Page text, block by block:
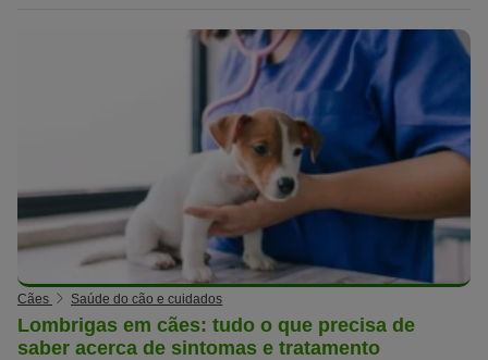
Cães Saúde do cão e cuidados
Lombrigas em cães: tudo o que precisa de
saber acerca de sintomas e tratamento